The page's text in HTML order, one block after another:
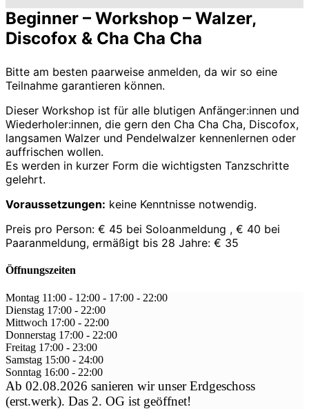
Beginner – Workshop – Walzer,
Discofox & Cha Cha Cha
Bitte am besten paarweise anmelden, da wir so eine
Teilnahme garantieren können.
Dieser Workshop ist für alle blutigen Anfänger:innen und
Wiederholer:innen, die gern den Cha Cha Cha, Discofox,
langsamen Walzer und Pendelwalzer kennenlernen oder
auffrischen wollen.
Es werden in kurzer Form die wichtigsten Tanzschritte
gelehrt.
Voraussetzungen: keine Kenntnisse notwendig.
Preis pro Person: € 45 bei Soloanmeldung , € 40 bei
Paaranmeldung, ermäßigt bis 28 Jahre: € 35
Öffnungszeiten
Montag 11:00 - 12:00 - 17:00 - 22:00
Dienstag 17:00 - 22:00
Mittwoch 17:00 - 22:00
Donnerstag 17:00 - 22:00
Freitag 17:00 - 23:00
Samstag 15:00 - 24:00
Sonntag 16:00 - 22:00
Ab 02.08.2026 sanieren wir unser Erdgeschoss
(erst.werk). Das 2. OG ist geöffnet!